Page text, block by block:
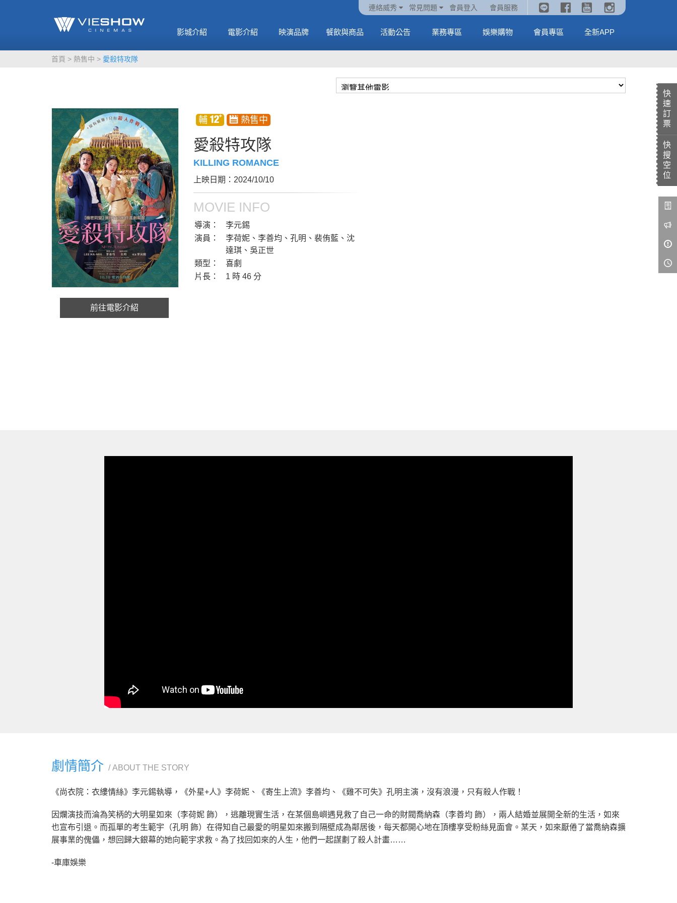
連絡威秀 常見問題 會員登入 會員服務
影城介紹 電影介紹
MORE MORE
火熱預售中《橡樹街
末日》
MORE
火熱預售中《汪汪隊立大功：恐龍大電影》
映演品牌 餐飲與商品
MORE MORE
🥤威秀獨家電影套餐
🥤全台熱賣中
MORE
《劇場版吉伊卡哇》🥤威秀獨家電影套餐🥤
全台熱賣中
MORE
活動公告 業務專區 娛樂購物 會員專區 全新APP
快
速
訂
票
快
搜
空
位
首頁 熱售中 愛殺特攻隊
前往電影介紹
愛殺特攻隊
KILLING ROMANCE
上映日期：2024/10/10
MOVIE INFO
導演：
李元錫
演員：
李荷妮、李善均、孔明、裴侑藍、沈
達琪、吳正世
類型：
喜劇
片長：
1 時 46 分
劇情簡介 ABOUT THE STORY
《尚衣院：衣縷情絲》李元錫執導，《外星+人》李荷妮、《寄生上流》李善均、《雞不可失》孔明主演，沒有浪漫，只有殺人作戰！
因爛演技而淪為笑柄的大明星如來（李荷妮 飾），逃離現實生活，在某個島嶼遇見救了自己一命的財閥喬納森（李善均 飾），兩人結婚並展開全新的生活，如來
也宣布引退。而孤單的考生範宇（孔明 飾）在得知自己最愛的明星如來搬到隔壁成為鄰居後，每天都開心地在頂樓享受粉絲見面會。某天，如來厭倦了當喬納森擴
展事業的傀儡，想回歸大銀幕的她向範宇求救。為了找回如來的人生，他們一起謀劃了殺人計畫……
-車庫娛樂